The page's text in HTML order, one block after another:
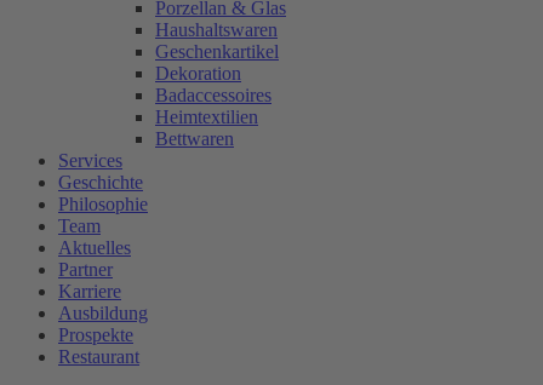
Porzellan & Glas
Haushaltswaren
Geschenkartikel
Dekoration
Badaccessoires
Heimtextilien
Bettwaren
Services
Geschichte
Philosophie
Team
Aktuelles
Partner
Karriere
Ausbildung
Prospekte
Restaurant